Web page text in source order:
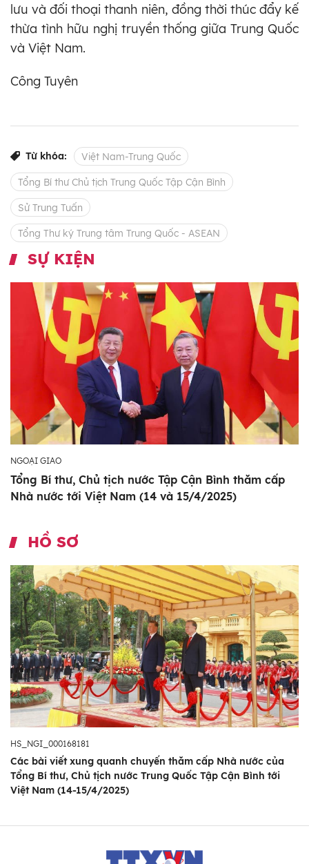
lưu và đối thoại thanh niên, đồng thời thúc đẩy kế
thừa tình hữu nghị truyền thống giữa Trung Quốc
và Việt Nam.
Công Tuyên
Từ khóa: Việt Nam-Trung Quốc
Tổng Bí thư Chủ tịch Trung Quốc Tập Cận Bình
Sử Trung Tuấn
Tổng Thư ký Trung tâm Trung Quốc - ASEAN
SỰ KIỆN
NGOẠI GIAO
Tổng Bí thư, Chủ tịch nước Tập Cận Bình thăm cấp
Nhà nước tới Việt Nam (14 và 15/4/2025)
HỒ SƠ
HS_NGI_000168181
Các bài viết xung quanh chuyến thăm cấp Nhà nước của
Tổng Bí thư, Chủ tịch nước Trung Quốc Tập Cận Bình tới
Việt Nam (14-15/4/2025)